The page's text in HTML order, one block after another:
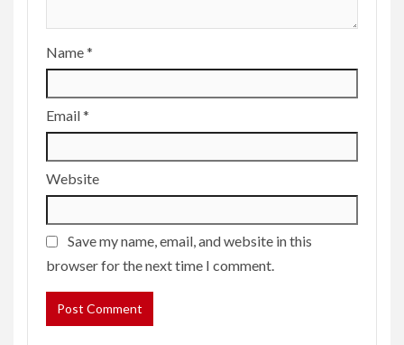
Name*
Email*
Website
Save my name, email, and website in this
browser for the next time I comment.